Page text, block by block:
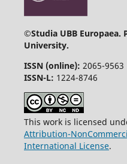
©Studia UBB Europaea.
University.
ISSN (online): 2065-9563
ISSN-L: 1224-8746
This work is licensed
Attribution-
International License.